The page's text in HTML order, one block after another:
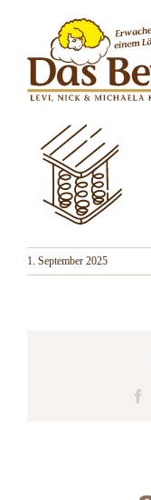
1. September 2025